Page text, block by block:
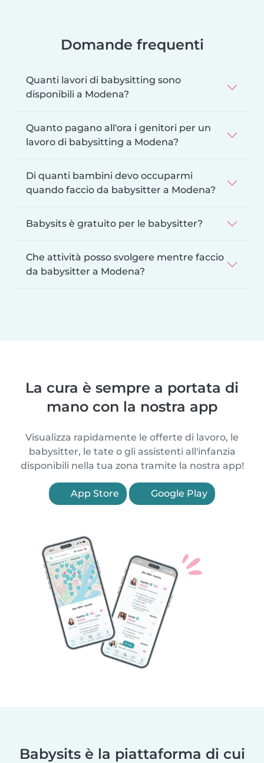
Domande frequenti
Quanti lavori di babysitting sono
disponibili a Modena?
Quanto pagano all'ora i genitori per un
lavoro di babysitting a Modena?
Di quanti bambini devo occuparmi
quando faccio da babysitter a Modena?
Babysits è gratuito per le babysitter?
Che attività posso svolgere mentre faccio
da babysitter a Modena?
La cura è sempre a portata di
mano con la nostra app
Visualizza rapidamente le offerte di lavoro, le
babysitter, le tate o gli assistenti all'infanzia
disponibili nella tua zona tramite la nostra app!
App Store Google Play
Babysits è la piattaforma di cui